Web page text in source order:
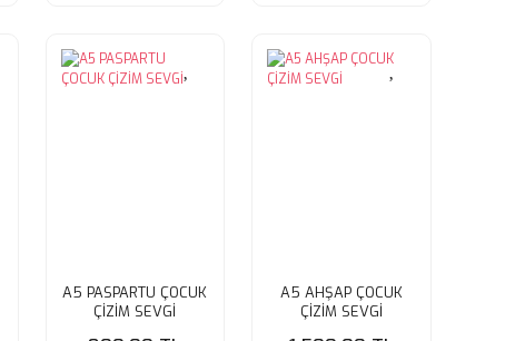
A5 PASPARTU ÇOCUK
ÇİZİM SEVGİ
A5 AHŞAP ÇOCUK
ÇİZİM SEVGİ